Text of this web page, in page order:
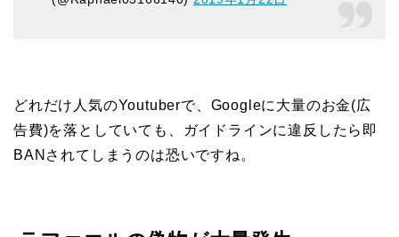
どれだけ人気のYoutuberで、Googleに大量のお金(広
告費)を落としていても、ガイドラインに違反したら即
BANされてしまうのは恐いですね。